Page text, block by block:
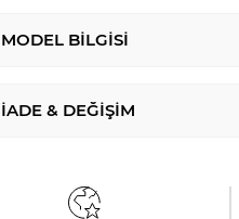
MODEL BILGISI
İADE & DEĞIŞIM